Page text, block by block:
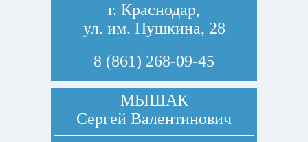
г. Краснодар,
ул. им. Пушкина, 28
8 (861) 268-09-45
МЫШАК
Сергей Валентинович